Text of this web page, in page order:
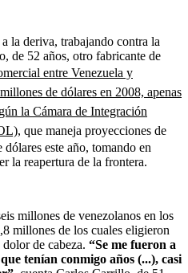
la deriva, trabajando contra la
de 52 años, otro fabricante de
entre Venezuela y
de dólares en 2008, apenas
la Cámara de Integración
, que maneja proyecciones de
este año, tomando en
la reapertura de la frontera.
millones de venezolanos en los
millones de los cuales eligieron
de cabeza. “Se me fueron a
tenían conmigo años (...), casi